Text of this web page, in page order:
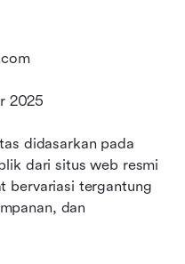
2025
didasarkan pada
dari situs web resmi
bervariasi tergantung
dan